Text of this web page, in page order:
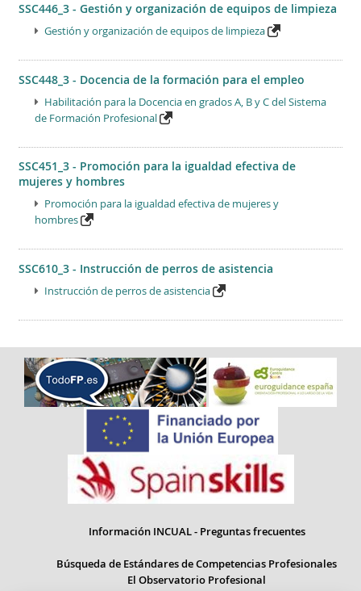
SSC446_3 - Gestión y organización de equipos de limpieza
Gestión y organización de equipos de limpieza
SSC448_3 - Docencia de la formación para el empleo
Habilitación para la Docencia en grados A, B y C del Sistema
de Formación Profesional
SSC451_3 - Promoción para la igualdad efectiva de
mujeres y hombres
Promoción para la igualdad efectiva de mujeres y
hombres
SSC610_3 - Instrucción de perros de asistencia
Instrucción de perros de asistencia
Información INCUAL - Preguntas frecuentes
Búsqueda de Estándares de Competencias Profesionales
El Observatorio Profesional